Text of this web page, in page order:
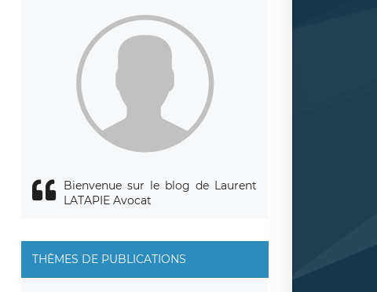
Bienvenue sur le blog de Laurent
LATAPIE Avocat
THÈMES DE PUBLICATIONS